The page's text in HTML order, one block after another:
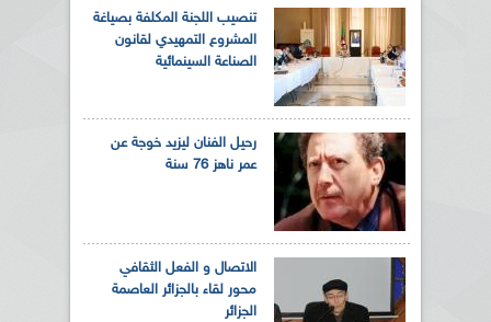
تنصيب اللجنة المكلفة بصياغة
المشروع التمهيدي لقانون
الصناعة السينمائية
رحيل الفنان ليزيد خوجة عن
عمر ناهز 76 سنة
الاتصال و الفعل الثقافي
محور لقاء بالجزائر العاصمة
الجزائر